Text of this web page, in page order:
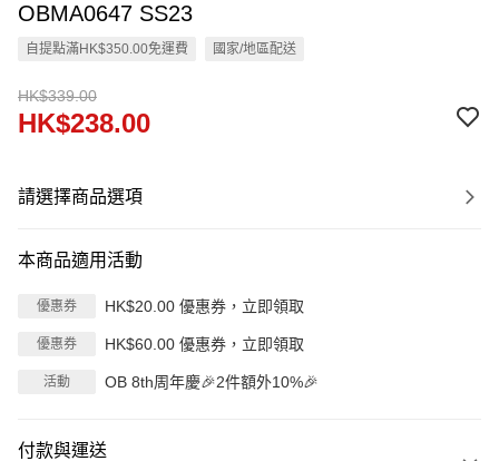
OBMA0647 SS23
自提點滿HK$350.00免運費 國家/地區配送
HK$339.00
HK$238.00
請選擇商品選項
本商品適用活動
優惠券 HK$20.00 優惠券，立即領取
優惠券 HK$60.00 優惠券，立即領取
活動 OB 8th周年慶🎉2件額外10%🎉
付款與運送